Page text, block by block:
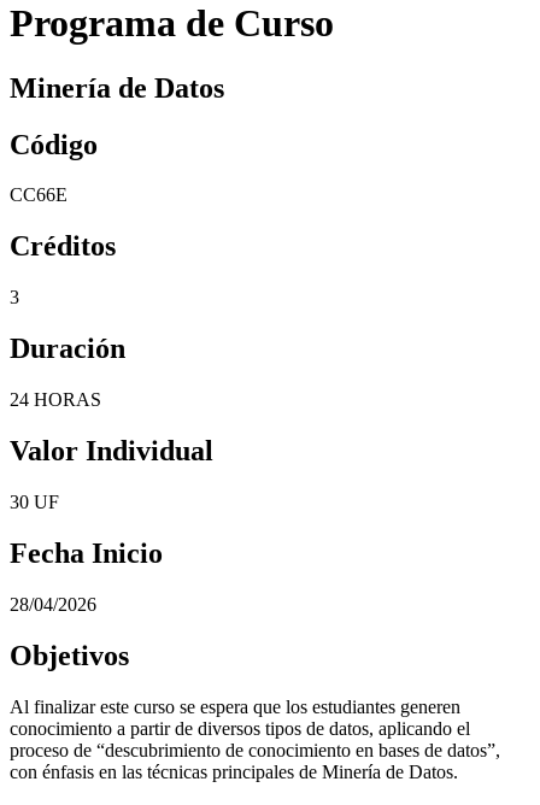
Programa de Curso
Minería de Datos
Código
CC66E
Créditos
3
Duración
24 HORAS
Valor Individual
30 UF
Fecha Inicio
28/04/2026
Objetivos
Al finalizar este curso se espera que los estudiantes generen
conocimiento a partir de diversos tipos de datos, aplicando el
proceso de “descubrimiento de conocimiento en bases de datos”,
con énfasis en las técnicas principales de Minería de Datos.